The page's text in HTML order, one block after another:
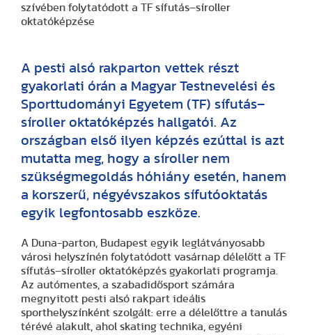
szívében folytatódott a TF sífutás–síroller
oktatóképzése
A pesti alsó rakparton vettek részt
gyakorlati órán a Magyar Testnevelési és
Sporttudományi Egyetem (TF) sífutás–
síroller oktatóképzés hallgatói. Az
országban első ilyen képzés ezúttal is azt
mutatta meg, hogy a síroller nem
szükségmegoldás hóhiány esetén, hanem
a korszerű, négyévszakos sífutóoktatás
egyik legfontosabb eszköze.
A Duna-parton, Budapest egyik leglátványosabb
városi helyszínén folytatódott vasárnap délelőtt a TF
sífutás–síroller oktatóképzés gyakorlati programja.
Az autómentes, a szabadidősport számára
megnyitott pesti alsó rakpart ideális
sporthelyszínként szolgált: erre a délelőttre a tanulás
térévé alakult, ahol skating technika, egyéni